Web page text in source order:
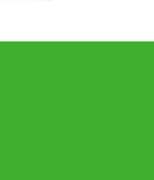
подработке: за год